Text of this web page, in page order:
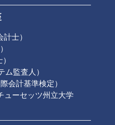
士）
監査人）
会計基準検定）
ューセッツ州立大学